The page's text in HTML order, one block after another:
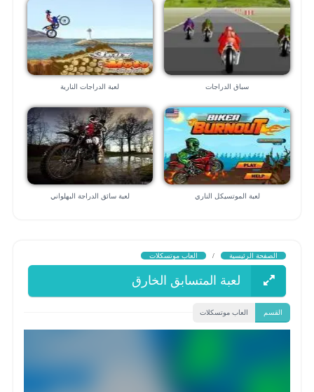
سباق الدراجات لعبة الدراجات النارية
لعبة الموتسيكل الناري لعبة سائق الدراجة البهلواني
الصفحة الرئيسية / العاب موتسكلات
لعبة المتسابق الخارق
القسم العاب موتسكلات